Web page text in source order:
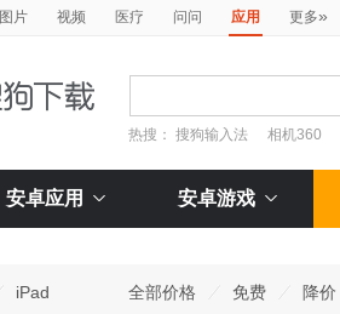
图片 视频 医疗 问问 应用 更多»
热搜：搜狗输入法 相机360
安卓应用 安卓游戏
iPad 全部价格 免费 降价